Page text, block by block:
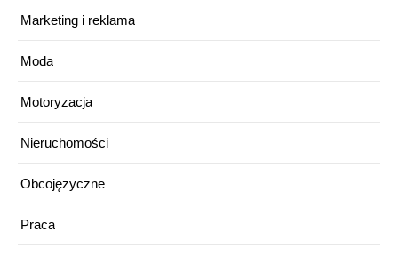
Marketing i reklama
Moda
Motoryzacja
Nieruchomości
Obcojęzyczne
Praca